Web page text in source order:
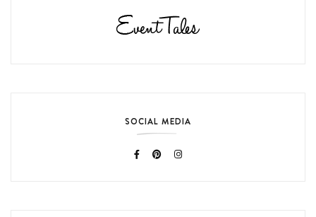
SOCIAL MEDIA